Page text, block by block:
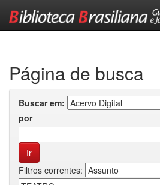
Página de busca
Buscar em:
por
Filtros correntes: